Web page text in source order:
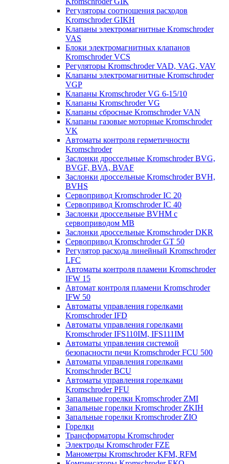
Регуляторы соотношения расходов
Kromschroder GIKH
Клапаны электромагнитные Kromschroder
VAS
Блоки электромагнитных клапанов
Kromschroder VCS
Регуляторы Kromschroder VAD, VAG, VAV
Клапаны электромагнитные Kromschroder
VGP
Клапаны Kromschroder VG 6-15/10
Клапаны Kromschroder VG
Клапаны сбросные Kromschroder VAN
Клапаны газовые моторные Kromschroder
VK
Автоматы контроля герметичности
Kromschroder
Заслонки дроссельные Kromschroder BVG,
BVGF, BVA, BVAF
Заслонки дроссельные Kromschroder BVH,
BVHS
Сервопривод Kromschroder IC 20
Сервопривод Kromschroder IC 40
Заслонки дроссельные BVHM с
сервоприводом МВ
Заслонки дроссельные Kromschroder DKR
Cервопривод Kromschroder GT 50
Регулятор расхода линейный Kromschroder
LFC
Автоматы контроля пламени Kromschroder
IFW 15
Автомат контроля пламени Kromschroder
IFW 50
Автоматы управления горелками
Kromschroder IFD
Автоматы управления горелками
Kromschroder IFS110IM, IFS111IM
Автоматы управления системой
безопасности печи Kromschroder FCU 500
Автоматы управления горелками
Kromschroder BCU
Автоматы управления горелками
Kromschroder PFU
Запальные горелки Kromschroder ZМI
Запальные горелки Kromschroder ZKIH
Запальные горелки Kromschroder ZIO
Горелки
Трансформаторы Kromschroder
Электроды Kromschroder FZE
Манометры Kromschroder KFM, RFM